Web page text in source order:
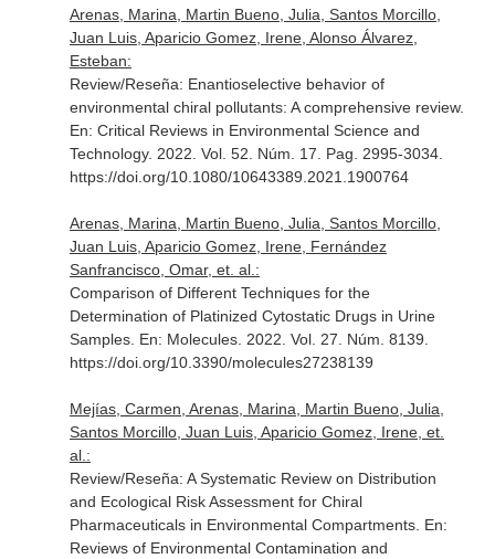
Arenas, Marina, Martin Bueno, Julia, Santos Morcillo,
Juan Luis, Aparicio Gomez, Irene, Alonso Álvarez,
Esteban:
Review/Reseña: Enantioselective behavior of
environmental chiral pollutants: A comprehensive review.
En: Critical Reviews in Environmental Science and
Technology. 2022. Vol. 52. Núm. 17. Pag. 2995-3034.
https://doi.org/10.1080/10643389.2021.1900764
Arenas, Marina, Martin Bueno, Julia, Santos Morcillo,
Juan Luis, Aparicio Gomez, Irene, Fernández
Sanfrancisco, Omar, et. al.:
Comparison of Different Techniques for the
Determination of Platinized Cytostatic Drugs in Urine
Samples. En: Molecules. 2022. Vol. 27. Núm. 8139.
https://doi.org/10.3390/molecules27238139
Mejías, Carmen, Arenas, Marina, Martin Bueno, Julia,
Santos Morcillo, Juan Luis, Aparicio Gomez, Irene, et.
al.:
Review/Reseña: A Systematic Review on Distribution
and Ecological Risk Assessment for Chiral
Pharmaceuticals in Environmental Compartments. En:
Reviews of Environmental Contamination and